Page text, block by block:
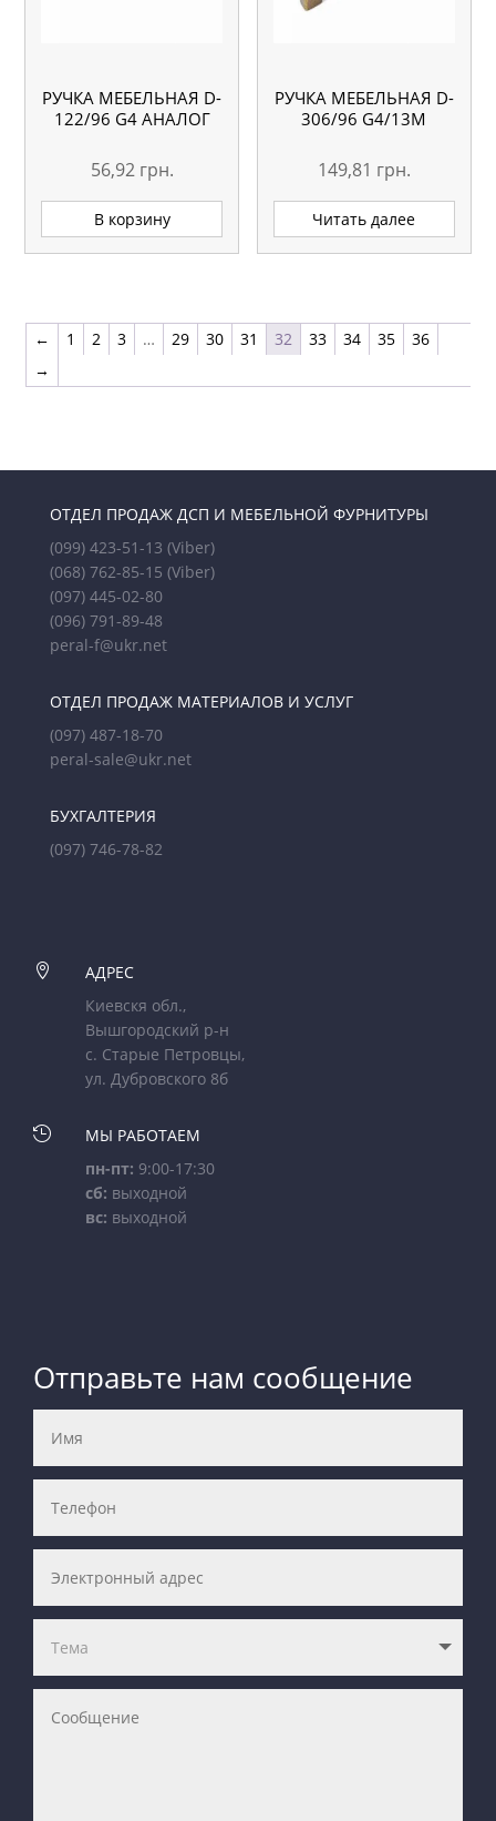
РУЧКА МЕБЕЛЬНАЯ D-
122/96 G4 АНАЛОГ
56,92 грн.
В корзину
РУЧКА МЕБЕЛЬНАЯ D-
306/96 G4/13M
149,81 грн.
Читать далее
← 1 2 3 … 29 30 31 32 33 34 35
36
→
ОТДЕЛ ПРОДАЖ ДСП И МЕБЕЛЬНОЙ ФУРНИТУРЫ
(099) 423-51-13 (Viber)
(068) 762-85-15 (Viber)
(097) 445-02-80
(096) 791-89-48
peral-f@ukr.net
ОТДЕЛ ПРОДАЖ МАТЕРИАЛОВ И УСЛУГ
(097) 487-18-70
peral-sale@ukr.net
БУХГАЛТЕРИЯ
(097) 746-78-82

АДРЕС
Киевскя обл.,
Вышгородский р-н
с. Старые Петровцы,
ул. Дубровского 8б

МЫ РАБОТАЕМ
пн-пт: 9:00-17:30
сб: выходной
вс: выходной
Отправьте нам сообщение